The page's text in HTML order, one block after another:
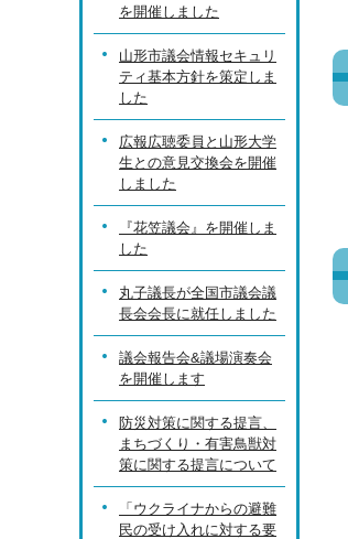
を開催しました
山形市議会情報セキュリ
ティ基本方針を策定しま
した
広報広聴委員と山形大学
生との意見交換会を開催
しました
『花笠議会』を開催しま
した
丸子議長が全国市議会議
長会会長に就任しました
議会報告会&議場演奏会
を開催します
防災対策に関する提言、
まちづくり・有害鳥獣対
策に関する提言について
「ウクライナからの避難
民の受け入れに対する要